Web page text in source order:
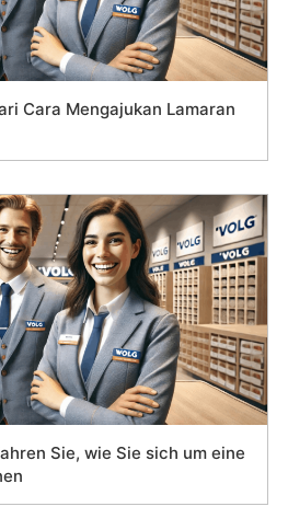
Cara Mengajukan Lamaran
Sie, wie Sie sich um eine